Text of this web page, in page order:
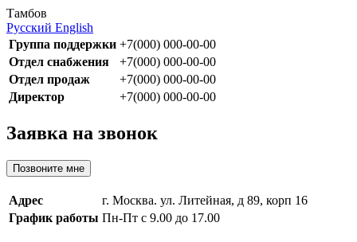
Тамбов
Русский English
Группа поддержки +7(000) 000-00-00
Отдел снабжения
+7(000) 000-00-00
Отдел продаж
+7(000) 000-00-00
Директор
+7(000) 000-00-00
Заявка на звонок
Позвоните мне
Адрес
г. Москва. ул. Литейная, д 89, корп 16
График работы Пн-Пт с 9.00 до 17.00